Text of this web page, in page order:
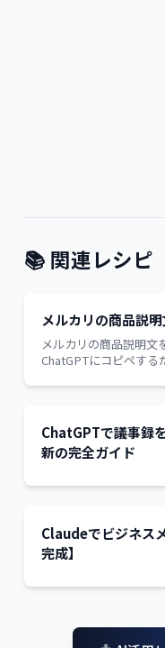
📚 関連レシピ
メルカリの商品説
メルカリの商品説明文
ChatGPTにコピペする
ChatGPTで議事録
新の完全ガイド
Claudeでビジネス
完成】